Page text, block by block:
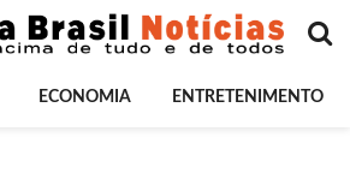
ECONOMIA ENTRETENIMENTO